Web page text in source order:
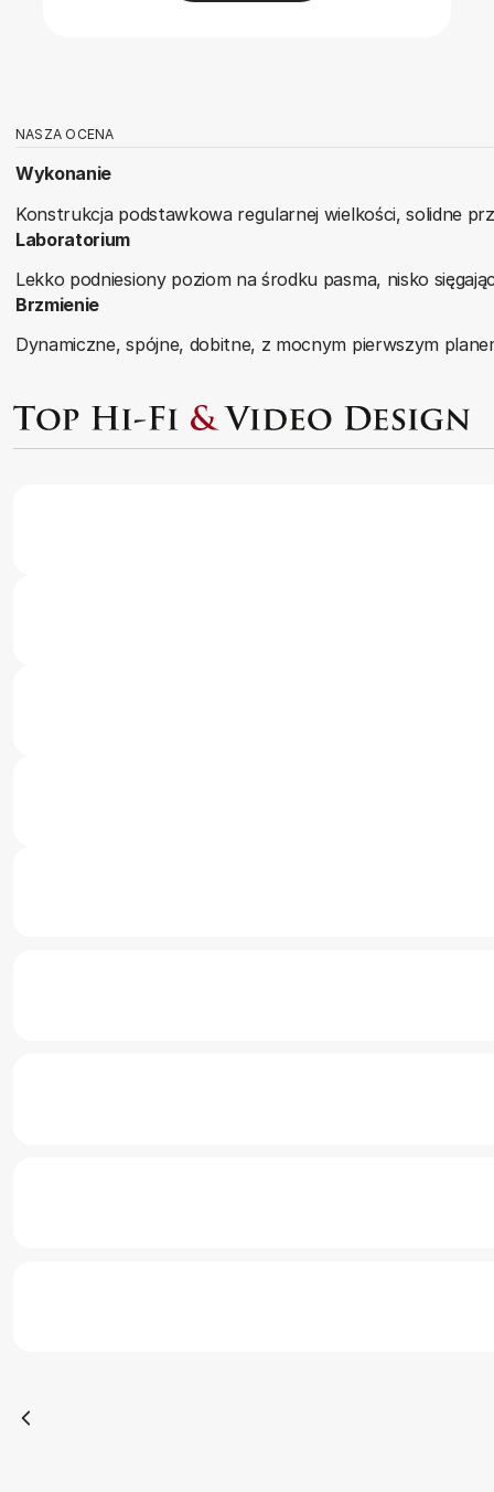
NASZA OCENA
Wykonanie
Konstrukcja podstawkowa regularnej wielkości, solidne
Laboratorium
Lekko podniesiony poziom na środku pasma, nisko
Brzmienie
Dynamiczne, spójne, dobitne, z mocnym pierwszym